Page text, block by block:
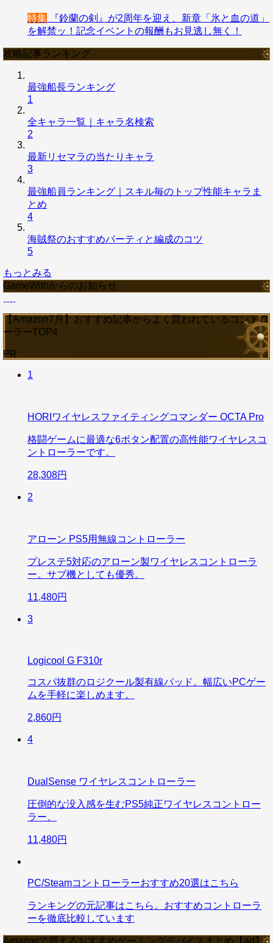
特集 『鈴蘭の剣』が2周年を迎え、新章「氷と血の道」
を解禁ッ！記念イベントの報酬もお見逃し無く！
攻略記事ランキング
最強船長ランキング
1
全キャラ一覧｜キャラ名検索
2
最新リセマラの当たりキャラ
3
最強船員ランキング｜スキル毎のトップ性能キャラま
とめ
4
海賊祭のおすすめパーティと編成のコツ
5
もっとみる
GameWithからのお知らせ
【Amazon7月】おすすめ記事からよく買われているコントロ
ーラーTOP4
PR
1
HORIワイヤレスファイティングコマンダー OCTA Pro
格闘ゲームに最適な6ボタン配置の高性能ワイヤレスコ
ントローラーです。
28,308円
2
アローン PS5用無線コントローラー
プレステ5対応のアローン製ワイヤレスコントローラ
ー。サブ機としても優秀。
11,480円
3
Logicool G F310r
コスパ抜群のロジクール製有線パッド。幅広いPCゲー
ムを手軽に楽しめます。
2,860円
4
DualSense ワイヤレスコントローラー
圧倒的な没入感を生むPS5純正ワイヤレスコントロー
ラー。
11,480円
PC/Steamコントローラーおすすめ20選はこちら
ランキングの元記事はこちら。おすすめコントローラ
ーを徹底比較しています
Amazonで買えるおすすめゲーミングデバイスまとめ【ad】